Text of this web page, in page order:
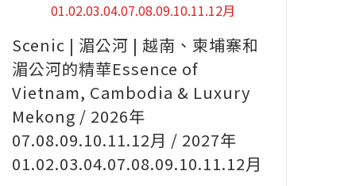
Scenic | 湄公河 | 越南、柬埔寨和
湄公河的精華Essence of
Vietnam, Cambodia & Luxury
Mekong / 2026年
07.08.09.10.11.12月 / 2027年
01.02.03.04.07.08.09.10.11.12月